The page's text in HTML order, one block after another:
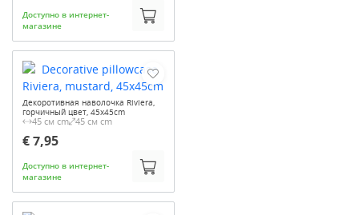
Доступно в интернет-
магазине
Декоротивная наволочка Riviera,
горчичный цвет, 45x45cm
45 см cm 45 см cm
€ 7,95
Доступно в интернет-
магазине